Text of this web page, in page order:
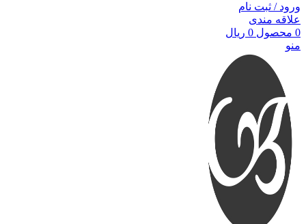
ورود / ثبت نام
علاقه مندی
0 محصول 0 ریال
منو